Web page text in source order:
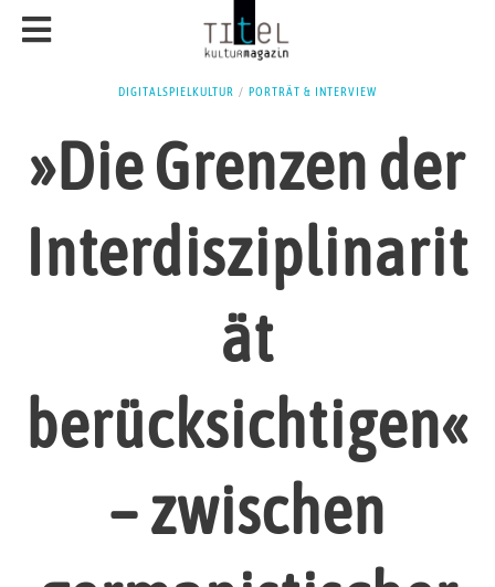
DIGITALSPIELKULTUR / PORTRÄT & INTERVIEW
»Die Grenzen der
Interdisziplinarit
ät
berücksichtigen«
– zwischen